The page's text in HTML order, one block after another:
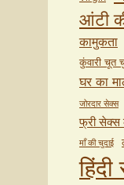
आंटी
कामुकता
कुंवारी चूत
घर का
जोरदार सेक्स
फ्री सेक्स
माँ की चुदाई